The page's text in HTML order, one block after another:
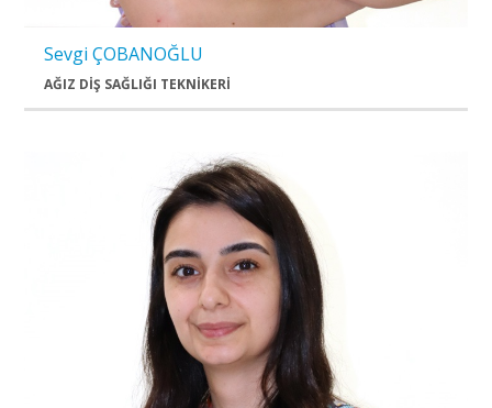
Sevgi ÇOBANOĞLU
AĞIZ DİŞ SAĞLIĞI TEKNİKERİ